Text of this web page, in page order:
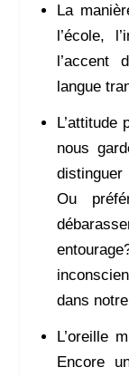
La
l’école,
l’accent
langue
L’attitude
nous
Ou
dans
L’oreille
Encore